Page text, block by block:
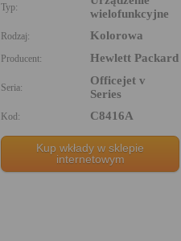
Typ:
wielofunkcyjne
Rodzaj: Kolorowa
Producent: Hewlett Packard
Seria:
Officejet v
Series
Kod: C8416A
Kup wkłady w sklepie
internetowym